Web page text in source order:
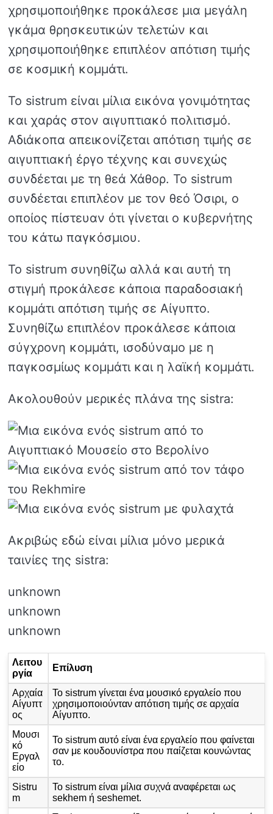
χρησιμοποιήθηκε προκάλεσε μια μεγάλη
γκάμα θρησκευτικών τελετών και
χρησιμοποιήθηκε επιπλέον απότιση τιμής
σε κοσμική κομμάτι.
Το sistrum είναι μίλια εικόνα γονιμότητας
και χαράς στον αιγυπτιακό πολιτισμό.
Αδιάκοπα απεικονίζεται απότιση τιμής σε
αιγυπτιακή έργο τέχνης και συνεχώς
συνδέεται με τη θεά Χάθορ. Το sistrum
συνδέεται επιπλέον με τον θεό Όσιρι, ο
οποίος πίστευαν ότι γίνεται ο κυβερνήτης
του κάτω παγκόσμιου.
Το sistrum συνηθίζω αλλά και αυτή τη
στιγμή προκάλεσε κάποια παραδοσιακή
κομμάτι απότιση τιμής σε Αίγυπτο.
Συνηθίζω επιπλέον προκάλεσε κάποια
σύγχρονη κομμάτι, ισοδύναμο με η
παγκοσμίως κομμάτι και η λαϊκή κομμάτι.
Ακολουθούν μερικές πλάνα της sistra:
Ακριβώς εδώ είναι μίλια μόνο μερικά
ταινίες της sistra:
unknown
unknown
unknown
Λειτου
ργία
Επίλυση
Αρχαία
Αίγυπτ
ος
Το sistrum γίνεται ένα μουσικό εργαλείο που
χρησιμοποιούνταν απότιση τιμής σε αρχαία
Αίγυπτο.
Μουσι
κό
Εργαλ
είο
Το sistrum αυτό είναι ένα εργαλείο που φαίνεται
σαν με κουδουνίστρα που παίζεται κουνώντας
το.
Sistru
m
Το sistrum είναι μίλια συχνά αναφέρεται ως
sekhem ή seshemet.